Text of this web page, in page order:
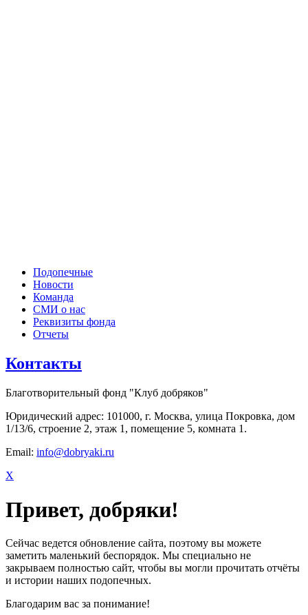
Подопечные
Новости
Команда
СМИ о нас
Реквизиты фонда
Отчеты
Контакты
Благотворительный фонд "Клуб добряков"
Юридический адрес: 101000, г. Москва, улица Покровка, дом
1/13/6, строение 2, этаж 1, помещение 5, комната 1.
Email: info@dobryaki.ru
X
Привет, добряки!
Сейчас ведется обновление сайта, поэтому вы можете
заметить маленький беспорядок. Мы специально не
закрываем полностью сайт, чтобы вы могли прочитать отчёты
и истории наших подопечных.
Благодарим вас за понимание!